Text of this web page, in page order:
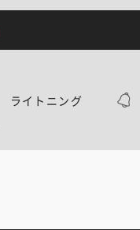
ライトニング